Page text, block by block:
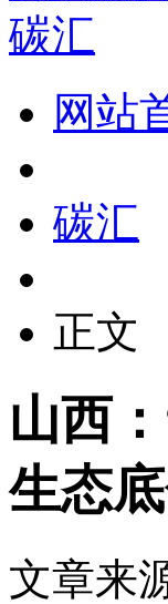
碳汇
网站
碳汇
正文
山西
生态
文章来